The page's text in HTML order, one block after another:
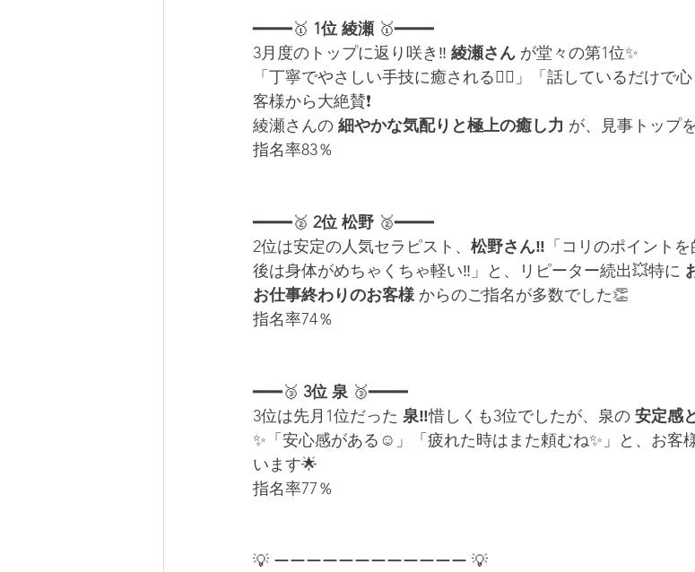
━━━━🥇 1位 綾瀬 🥇━━━━
3月度のトップに返り咲き‼️ 綾瀬さん が堂々の第1位✨
「丁寧でやさしい手技に癒される💆‍♀️」「話しているだけで
客様から大絶賛❗️
綾瀬さんの 細やかな気配りと極上の癒し力 が、見事トップ
指名率83％
━━━━🥈 2位 松野 🥈━━━━
2位は安定の人気セラピスト、 松野さん‼️ 「コリのポイント
後は身体がめちゃくちゃ軽い‼️」と、リピーター続出💥特に
お仕事終わりのお客様 からのご指名が多数でした👏
指名率74％
━━━🥉 3位 泉 🥉━━━━
3位は先月1位だった 泉‼️惜しくも3位でしたが、泉の 安定感
✨「安心感がある☺️」「疲れた時はまた頼むね✨」と、お客
います🌟
指名率77％
💡 ーーーーーーーーーーーー 💡